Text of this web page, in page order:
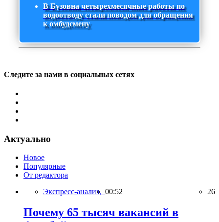
В Бузовна четырехмесячные работы по
водоотводу стали поводом для обращения
к омбудсмену
Следите за нами в социальных сетях
Актуально
Новое
Популярные
От редактора
Экспресс-анализ, 00:52 26
Почему 65 тысяч вакансий в